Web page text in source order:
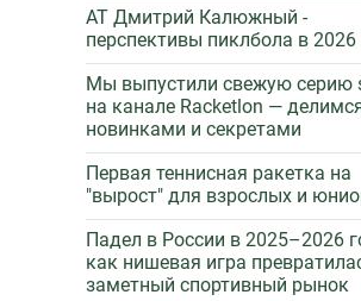
AT Дмитрий Калюжный -
перспективы пиклбола в 2026
Мы выпустили свежую серию
на канале Racketlon —
новинками и секретами
Первая теннисная ракетка на
"вырост" для взрослых и
Падел в России в 2025–2026
как нишевая игра
заметный спортивный рынок